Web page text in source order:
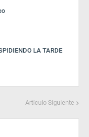
LA TARDE
Artículo Siguiente